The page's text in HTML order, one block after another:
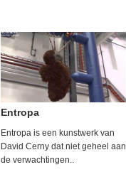
Entropa
Entropa is een kunstwerk van
David Cerny dat niet geheel aan
de verwachtingen..